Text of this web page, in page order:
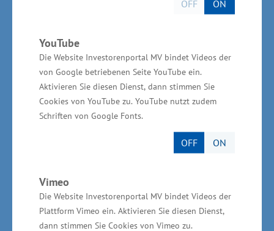
OFF ON
YouTube
Die Website Investorenportal MV bindet Videos der
von Google betriebenen Seite YouTube ein.
Aktivieren Sie diesen Dienst, dann stimmen Sie
Cookies von YouTube zu. YouTube nutzt zudem
Schriften von Google Fonts.
OFF ON
Vimeo
Die Website Investorenportal MV bindet Videos der
Plattform Vimeo ein. Aktivieren Sie diesen Dienst,
dann stimmen Sie Cookies von Vimeo zu.
Goleniów und Greifswald zu intensivieren.
Darüber hinaus sollen das Identitätsgefühl und
das Bewusstsein für eine gemeinsame Kultur
und Tradition durch eine Reihe von
Maßnahmen zur gegenseitigen Unterstützung
der Partner im Bereich der sozialen und
„In terris Gryphi - Popularisierung des
gemeinsamen Kulturerbes der Region
Pomerania für Bevölkerung und Tourismus“